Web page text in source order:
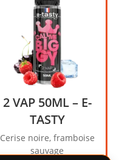
2 VAP 50ML – E-
TASTY
Cerise noire, framboise
sauvage